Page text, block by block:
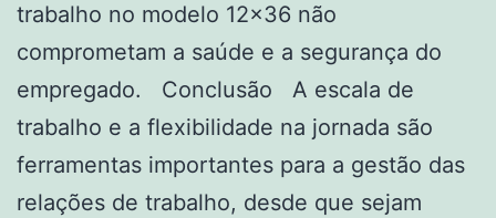
trabalho no modelo 12×36 não
comprometam a saúde e a segurança do
empregado. Conclusão A escala de
trabalho e a flexibilidade na jornada são
ferramentas importantes para a gestão das
relações de trabalho, desde que sejam